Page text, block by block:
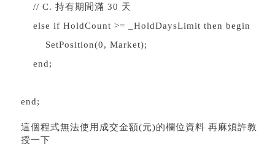
// C. 持有期間滿 30 天
else if HoldCount >= _HoldDaysLimit then begin
SetPosition(0, Market);
end;
end;
這個程式無法使用 成交金額(元)的欄位資料 再麻煩許教
授一下